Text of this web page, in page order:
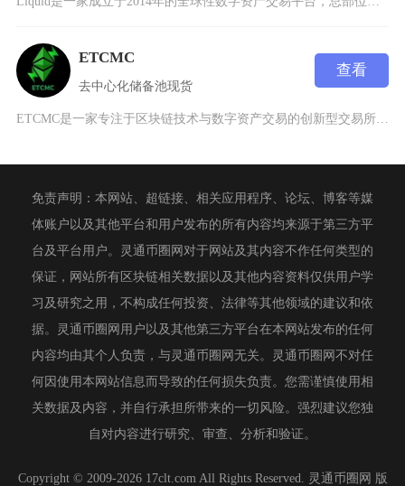
ETCMC
去中心化储备池现货
查看
ETCMC是一家专注于区块链技术与数字资产交易的创新型交易所，由国际顶尖金融科技团队于20
免责声明：本网站、超链接、相关应用程序、论坛、博客等媒
体账户以及其他平台和用户发布的所有内容均来源于第三方平
台及平台用户。灵通币圈网对于网站及其内容不作任何类型的
保证，网站所有区块链相关数据以及其他内容资料仅供用户学
习及研究之用，不构成任何投资、法律等其他领域的建议和依
据。灵通币圈网用户以及其他第三方平台在本网站发布的任何
内容均由其个人负责，与灵通币圈网无关。灵通币圈网不对任
何因使用本网站信息而导致的任何损失负责。您需谨慎使用相
关数据及内容，并自行承担所带来的一切风险。强烈建议您独
自对内容进行研究、审查、分析和验证。
Copyright © 2009-2026 17clt.com All Rights Reserved. 灵通币圈网 版